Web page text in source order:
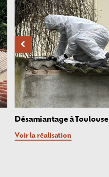
Désamiantage à Toulouse
Voir la réalisation